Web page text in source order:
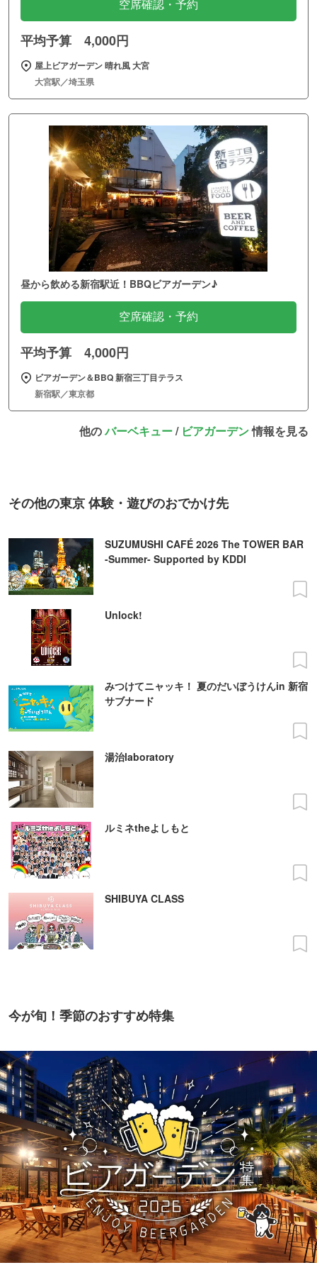
空席確認・予約
平均予算 4,000円
屋上ビアガーデン 晴れ風 大宮
大宮駅／埼玉県
昼から飲める新宿駅近！BBQビアガーデン♪
空席確認・予約
平均予算 4,000円
ビアガーデン＆BBQ 新宿三丁目テラス
新宿駅／東京都
他のバーベキュー/ ビアガーデン情報を見る
その他の東京 体験・遊びのおでかけ先
SUZUMUSHI CAFÉ 2026 The TOWER BAR
-Summer- Supported by KDDI
Unlock!
みつけてニャッキ！ 夏のだいぼうけんin 新宿
サブナード
湯治laboratory
ルミネtheよしもと
SHIBUYA CLASS
今が旬！季節のおすすめ特集